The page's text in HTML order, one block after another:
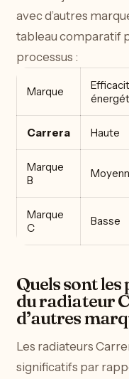
avec d’autres
tableau comparatif
processus :
Marque
Carrera Haute
Marque
B
Marque
C
Basse
Quels sont
du radiateur
d’autres
Les radiateurs
significatifs par